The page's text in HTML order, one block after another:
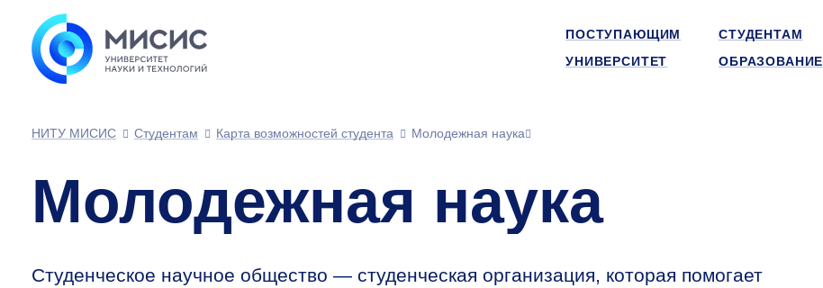
ПОСТУПАЮЩИМ СТУДЕНТАМ
УНИВЕРСИТЕТ
ОБРАЗОВАНИЕ
НИТУ МИСИС
Студентам Карта возможностей студента Молодежная наука
Молодежная наука
Студенческое научное общество — студенческая организация, которая помогает